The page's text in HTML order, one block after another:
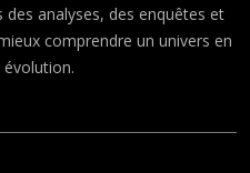
analyses, des enquêtes et
comprendre un univers en